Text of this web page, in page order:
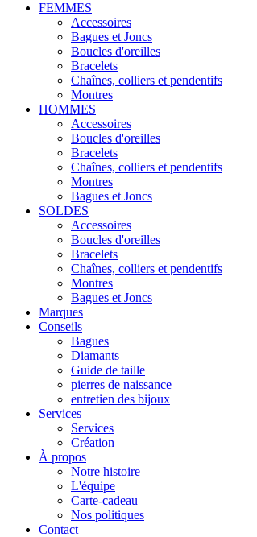
FEMMES
Accessoires
Bagues et Joncs
Boucles d'oreilles
Bracelets
Chaînes, colliers et pendentifs
Montres
HOMMES
Accessoires
Boucles d'oreilles
Bracelets
Chaînes, colliers et pendentifs
Montres
Bagues et Joncs
SOLDES
Accessoires
Boucles d'oreilles
Bracelets
Chaînes, colliers et pendentifs
Montres
Bagues et Joncs
Marques
Conseils
Bagues
Diamants
Guide de taille
pierres de naissance
entretien des bijoux
Services
Services
Création
À propos
Notre histoire
L'équipe
Carte-cadeau
Nos politiques
Contact